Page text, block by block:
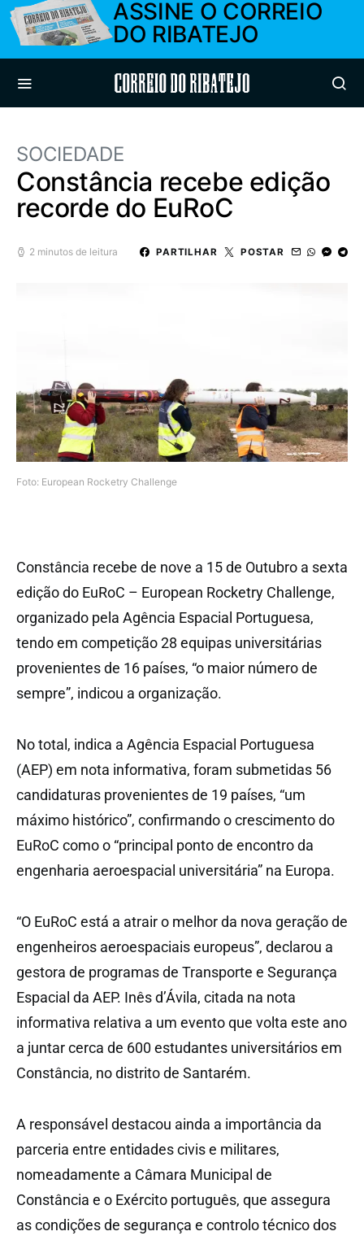
ASSINE O CORREIO
DO RIBATEJO
Correio do Ribatejo
SOCIEDADE
Constância recebe edição
recorde do EuRoC
2 minutos de leitura PARTILHAR POSTAR
Foto: European Rocketry Challenge
Constância recebe de nove a 15 de Outubro a sexta
edição do EuRoC – European Rocketry Challenge,
organizado pela Agência Espacial Portuguesa,
tendo em competição 28 equipas universitárias
provenientes de 16 países, “o maior número de
sempre”, indicou a organização.
No total, indica a Agência Espacial Portuguesa
(AEP) em nota informativa, foram submetidas 56
candidaturas provenientes de 19 países, “um
máximo histórico”, confirmando o crescimento do
EuRoC como o “principal ponto de encontro da
engenharia aeroespacial universitária” na Europa.
“O EuRoC está a atrair o melhor da nova geração de
engenheiros aeroespaciais europeus”, declarou a
gestora de programas de Transporte e Segurança
Espacial da AEP. Inês d’Ávila, citada na nota
informativa relativa a um evento que volta este ano
a juntar cerca de 600 estudantes universitários em
Constância, no distrito de Santarém.
A responsável destacou ainda a importância da
parceria entre entidades civis e militares,
nomeadamente a Câmara Municipal de
Constância e o Exército português, que assegura
as condições de segurança e controlo técnico dos